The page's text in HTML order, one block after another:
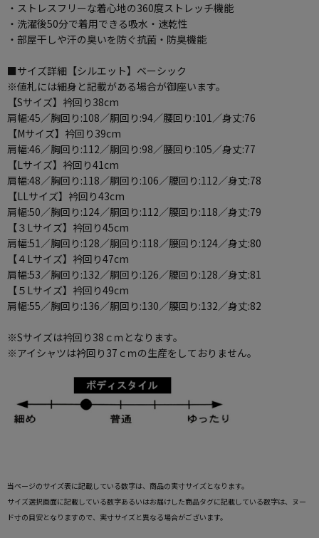
・ストレスフリーな着心地の360度ストレッチ機能
・洗濯後50分で着用できる吸水・速乾性
・部屋干しや汗の臭いを防ぐ抗菌・防臭機能
■サイズ詳細【シルエット】ベーシック
※値札には細身と記載がある場合が御座います。
【Sサイズ】衿回り38cm
肩幅:45／胸回り:108／胴回り:94／腰回り:101／身丈:76
【Mサイズ】衿回り39cm
肩幅:46／胸回り:112／胴回り:98／腰回り:105／身丈:77
【Lサイズ】衿回り41cm
肩幅:48／胸回り:118／胴回り:106／腰回り:112／身丈:78
【LLサイズ】衿回り43cm
肩幅:50／胸回り:124／胴回り:112／腰回り:118／身丈:79
【３Lサイズ】衿回り45cm
肩幅:51／胸回り:128／胴回り:118／腰回り:124／身丈:80
【４Lサイズ】衿回り47cm
肩幅:53／胸回り:132／胴回り:126／腰回り:128／身丈:81
【５Lサイズ】衿回り49cm
肩幅:55／胸回り:136／胴回り:130／腰回り:132／身丈:82
※Sサイズは衿回り38ｃｍとなります。
※アイシャツは衿回り37ｃｍの生産をしておりません。
当ページのサイズ表に記載している数字は、商品の実寸サイズとなります。
サイズ選択画面に記載している数字あるいはお届けした商品タグに記載している数字は、ヌー
ド寸の目安となりますので、実寸サイズと異なる場合がございます。